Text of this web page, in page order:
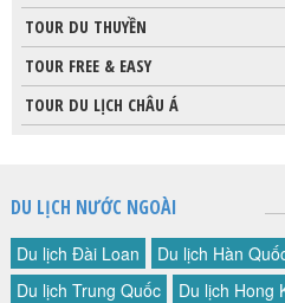
TOUR DU THUYỀN
TOUR FREE & EASY
TOUR DU LỊCH CHÂU Á
DU LỊCH NƯỚC NGOÀI
Du lịch Đài Loan Du lịch Hàn
Du lịch Trung Quốc
Du lịch Hong